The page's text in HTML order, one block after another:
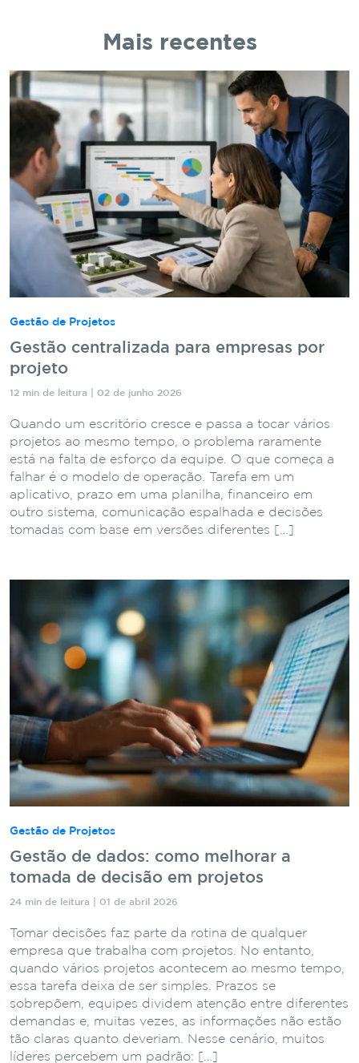
Mais recentes
Gestão de Projetos
Gestão centralizada para empresas por
projeto
12 min de leitura | 02 de junho 2026
Quando um escritório cresce e passa a tocar vários
projetos ao mesmo tempo, o problema raramente
está na falta de esforço da equipe. O que começa a
falhar é o modelo de operação. Tarefa em um
aplicativo, prazo em uma planilha, financeiro em
outro sistema, comunicação espalhada e decisões
tomadas com base em versões diferentes […]
Gestão de Projetos
Gestão de dados: como melhorar a
tomada de decisão em projetos
24 min de leitura | 01 de abril 2026
Tomar decisões faz parte da rotina de qualquer
empresa que trabalha com projetos. No entanto,
quando vários projetos acontecem ao mesmo tempo,
essa tarefa deixa de ser simples. Prazos se
sobrepõem, equipes dividem atenção entre diferentes
demandas e, muitas vezes, as informações não estão
tão claras quanto deveriam. Nesse cenário, muitos
líderes percebem um padrão: […]